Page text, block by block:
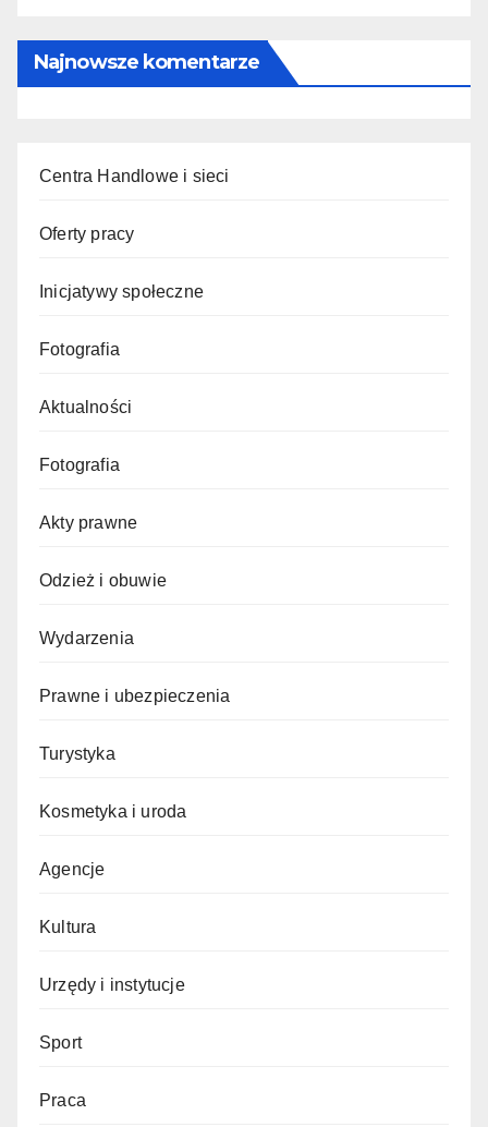
Najnowsze komentarze
Centra Handlowe i sieci
Oferty pracy
Inicjatywy społeczne
Fotografia
Aktualności
Fotografia
Akty prawne
Odzież i obuwie
Wydarzenia
Prawne i ubezpieczenia
Turystyka
Kosmetyka i uroda
Agencje
Kultura
Urzędy i instytucje
Sport
Praca